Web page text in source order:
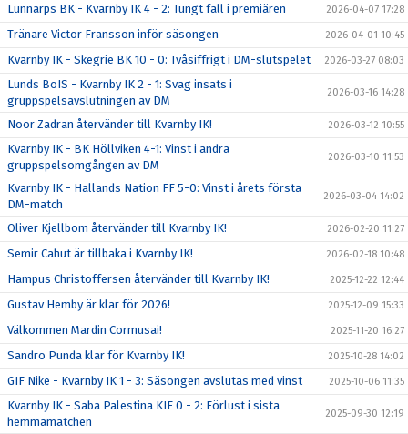
Lunnarps BK - Kvarnby IK 4 - 2: Tungt fall i premiären 2026-04-07 17:28
Tränare Victor Fransson inför säsongen 2026-04-01 10:45
Kvarnby IK - Skegrie BK 10 - 0: Tvåsiffrigt i DM-slutspelet 2026-03-27 08:03
Lunds BoIS - Kvarnby IK 2 - 1: Svag insats i
gruppspelsavslutningen av DM
2026-03-16 14:28
Noor Zadran återvänder till Kvarnby IK! 2026-03-12 10:55
Kvarnby IK - BK Höllviken 4-1: Vinst i andra
gruppspelsomgången av DM
2026-03-10 11:53
Kvarnby IK - Hallands Nation FF 5-0: Vinst i årets första
DM-match
2026-03-04 14:02
Oliver Kjellbom återvänder till Kvarnby IK! 2026-02-20 11:27
Semir Cahut är tillbaka i Kvarnby IK! 2026-02-18 10:48
Hampus Christoffersen återvänder till Kvarnby IK! 2025-12-22 12:44
Gustav Hemby är klar för 2026! 2025-12-09 15:33
Välkommen Mardin Cormusai! 2025-11-20 16:27
Sandro Punda klar för Kvarnby IK! 2025-10-28 14:02
GIF Nike - Kvarnby IK 1 - 3: Säsongen avslutas med vinst 2025-10-06 11:35
Kvarnby IK - Saba Palestina KIF 0 - 2: Förlust i sista
hemmamatchen
2025-09-30 12:19